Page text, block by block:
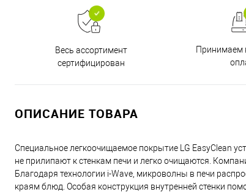
Весь ассортимент
сертифицирован
Принимаем
ОПИСАНИЕ ТОВАРА
Специальное легкоочищаемое покрытие LG EasyClean
не прилипают к стенкам печи и легко очищаются.
Благодаря технологии i-Wave, микроволны в печи
краям блюд. Особая конструкция внутренней стенки